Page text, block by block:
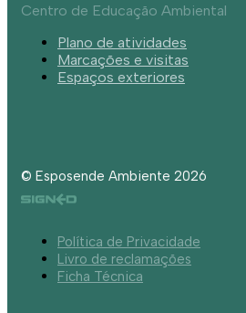
Centro de Educação Ambiental
Plano de atividades
Marcações e visitas
Espaços exteriores
© Esposende Ambiente 2026
Política de Privacidade
Livro de reclamações
Ficha Técnica